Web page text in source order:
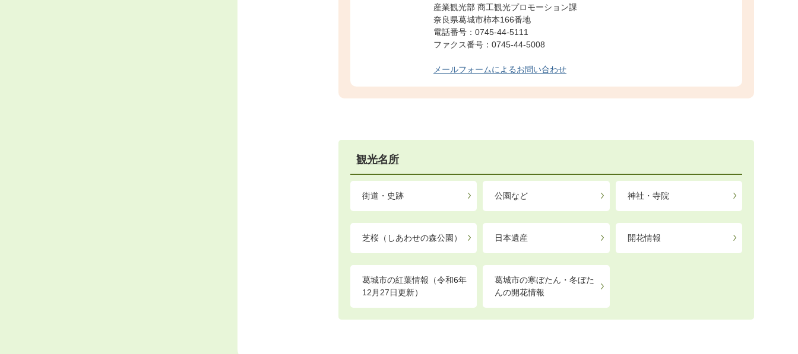
産業観光部 商工観光プロモーション課
奈良県葛城市柿本166番地
電話番号：0745-44-5111
ファクス番号：0745-44-5008
メールフォームによるお問い合わせ
観光名所
街道・史跡 公園など 神社・寺院
芝桜（しあわせの森公園） 日本遺産 開花情報
葛城市の紅葉情報（令和6年
12月27日更新）
葛城市の寒ぼたん・冬ぼた
んの開花情報